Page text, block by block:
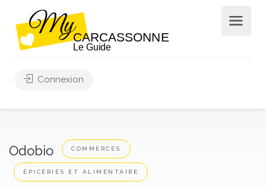
Connexion
Odobio COMMERCES
ÉPICERIES ET ALIMENTAIRE